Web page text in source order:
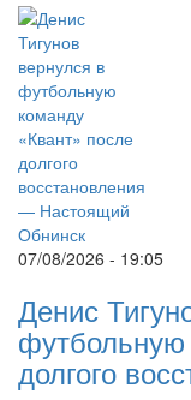
07/08/2026 - 19:05
Денис
футбольную
долгого